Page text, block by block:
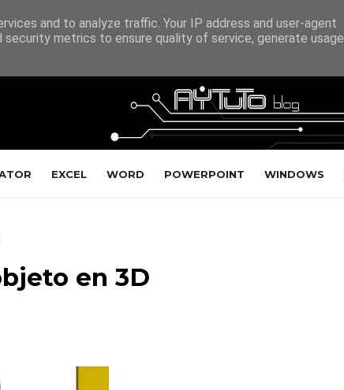
EXCEL WORD POWERPOINT WINDOWS
en 3D
and to analyze traffic. Your IP address and user-agent
metrics to ensure quality of service, generate usage